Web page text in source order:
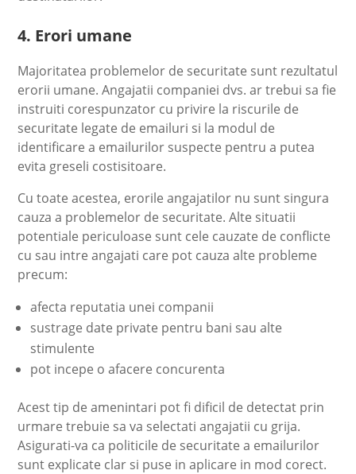
4. Erori umane
Majoritatea problemelor de securitate sunt rezultatul
erorii umane. Angajatii companiei dvs. ar trebui sa fie
instruiti corespunzator cu privire la riscurile de
securitate legate de emailuri si la modul de
identificare a emailurilor suspecte pentru a putea
evita greseli costisitoare.
Cu toate acestea, erorile angajatilor nu sunt singura
cauza a problemelor de securitate. Alte situatii
potentiale periculoase sunt cele cauzate de conflicte
cu sau intre angajati care pot cauza alte probleme
precum:
afecta reputatia unei companii
sustrage date private pentru bani sau alte
stimulente
pot incepe o afacere concurenta
Acest tip de amenintari pot fi dificil de detectat prin
urmare trebuie sa va selectati angajatii cu grija.
Asigurati-va ca politicile de securitate a emailurilor
sunt explicate clar si puse in aplicare in mod corect.